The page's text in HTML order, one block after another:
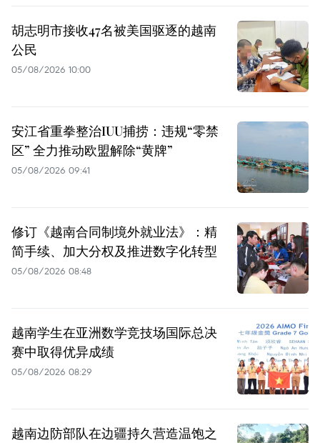
胡志明市接收47名被美国驱逐的越南
公民
05/08/2026 10:00
安江省重拳整治IUU捕捞：违规“零禁
区” 全力推动欧盟解除“黄牌”
05/08/2026 09:41
修订《越南合同制境外就业法》：精
简手续、加大分权及推进数字化转型
05/08/2026 08:48
越南学生在亚洲数学竞技场国际总决
赛中取得优异成绩
05/08/2026 08:29
越南边防部队在边疆持久营造温饱之